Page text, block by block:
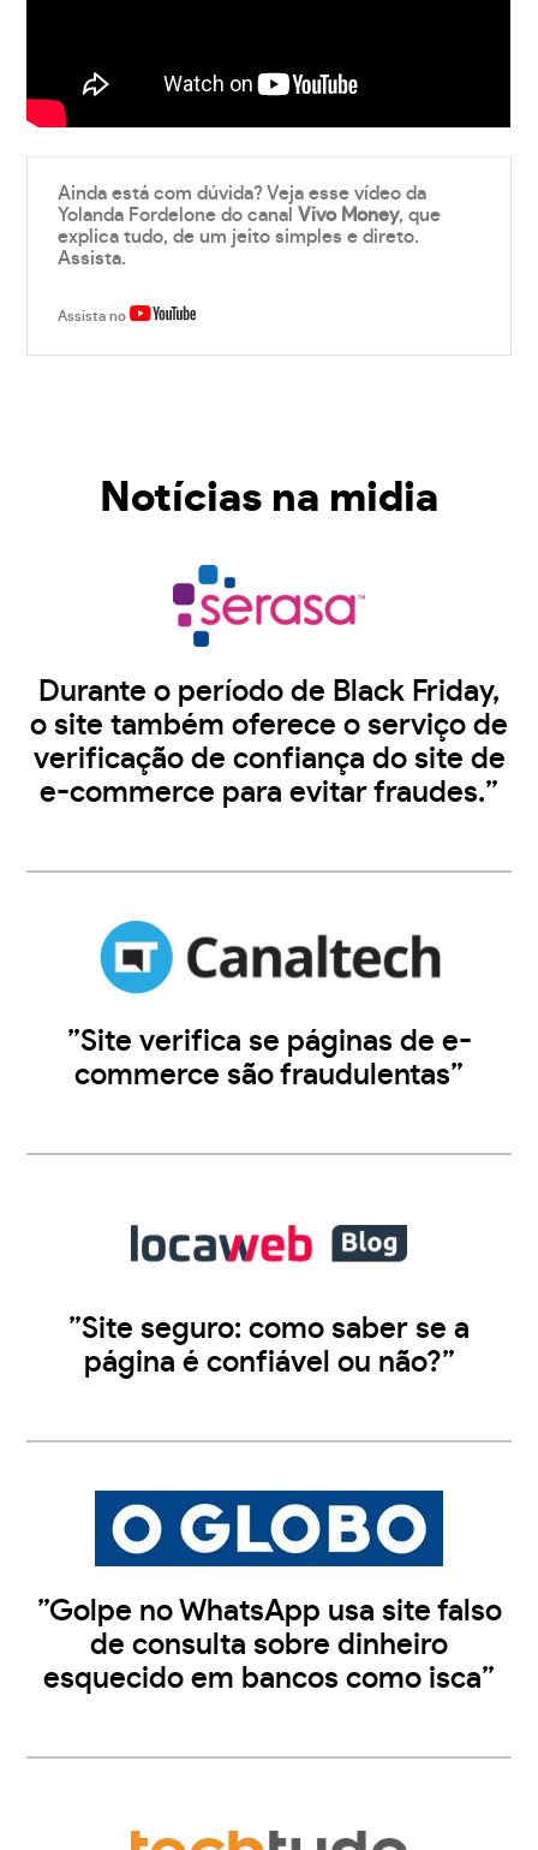
Ainda está com dúvida? Veja esse vídeo da
Yolanda Fordelone do canalVivo Money, que
explica tudo, de um jeito simples e direto.
Assista.
Assista no
Notícias na midia
Durante o período de Black Friday,
o site também oferece o serviço de
verificação de confiança do site de
e-commerce para evitar fraudes.”
”Site verifica se páginas de e-
commerce são fraudulentas”
”Site seguro: como saber se a
página é confiável ou não?”
”Golpe no WhatsApp usa site falso
de consulta sobre dinheiro
esquecido em bancos como isca”